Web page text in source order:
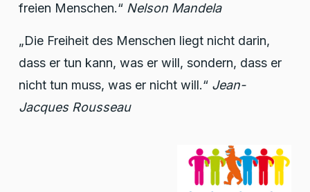
freien Menschen.“ Nelson Mandela
„Die Freiheit des Menschen liegt nicht darin,
dass er tun kann, was er will, sondern, dass er
nicht tun muss, was er nicht will.“ Jean-
Jacques Rousseau